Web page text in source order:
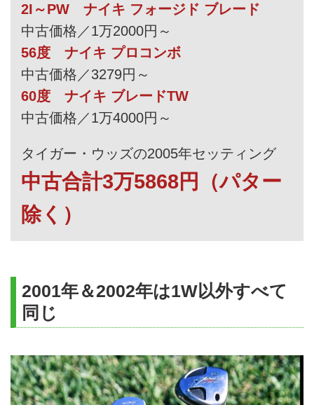
2I～PW ナイキ フォージド ブレード
中古価格／1万2000円～
56度 ナイキ プロコンボ
中古価格／3279円～
60度 ナイキ ブレードTW
中古価格／1万4000円～
タイガー・ウッズの2005年セッティング
中古合計3万5868円（パター
除く）
2001年＆2002年は1W以外すべて
同じ